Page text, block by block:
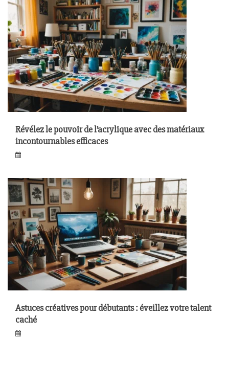
Révélez le pouvoir de l’acrylique avec des matériaux
incontournables efficaces
Astuces créatives pour débutants : éveillez votre talent
caché